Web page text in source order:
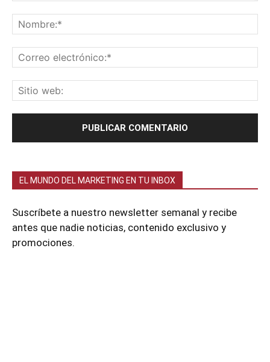
EL MUNDO DEL MARKETING EN TU INBOX
Suscríbete a nuestro newsletter semanal y recibe
antes que nadie noticias, contenido exclusivo y
promociones.